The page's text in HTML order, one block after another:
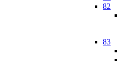
82
83